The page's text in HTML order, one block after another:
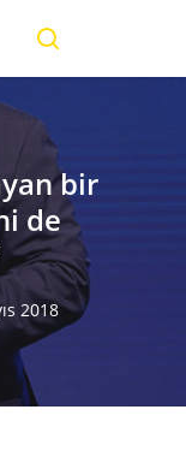
bir
de
2018